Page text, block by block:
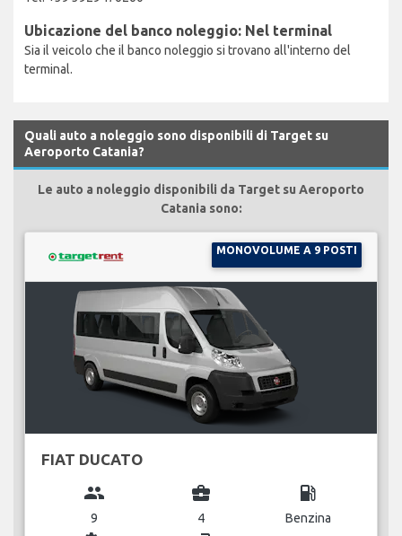
Ubicazione del banco noleggio: Nel terminal
Sia il veicolo che il banco noleggio si trovano all'interno del
terminal.
Quali auto a noleggio sono disponibili di Target su
Aeroporto Catania?
Le auto a noleggio disponibili da Target su Aeroporto
Catania sono:
MONOVOLUME A 9 POSTI
FIAT DUCATO
group
9
business_center
4
local_gas_station
Benzina